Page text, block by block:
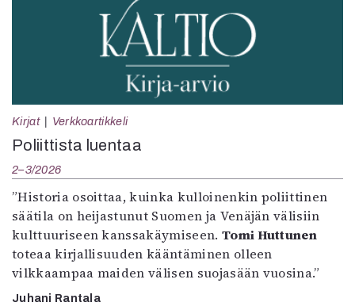
Kirjat Verkkoartikkeli
Poliittista luentaa
2–3/2026
”Historia osoittaa, kuinka kulloinenkin poliittinen
säätila on heijastunut Suomen ja Venäjän välisiin
kulttuuriseen kanssakäymiseen. Tomi Huttunen
toteaa kirjallisuuden kääntäminen olleen
vilkkaampaa maiden välisen suojasään vuosina.”
Juhani Rantala